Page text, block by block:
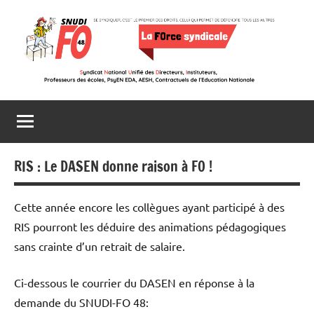
contenu
Snudi
FO
48
c’est
le
premier
celui
qui
permet
défendre
tous
RIS : Le DASEN donne raison à FO !
Cette année encore les collègues ayant participé à des
RIS pourront les déduire des animations pédagogiques
sans crainte d’un retrait de salaire.
Ci-dessous le courrier du DASEN en réponse à la
demande du SNUDI-FO 48: